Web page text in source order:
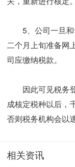
5、公司一旦和
二个月上旬准备网
司应缴纳税款。
因此可见税务登
成核定税种以后，
否则税务机构会以
相关资讯